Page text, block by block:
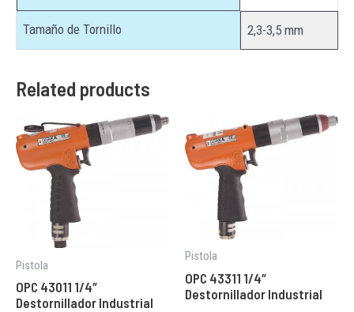
Tamaño de Tornillo 2,3-3,5 mm
Related products
Pistola
OPC 43011 1/4″
Destornillador Industrial
Pistola
OPC 43311 1/4″
Destornillador Industrial